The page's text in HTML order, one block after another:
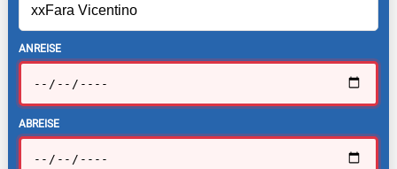
ANREISE
ABREISE